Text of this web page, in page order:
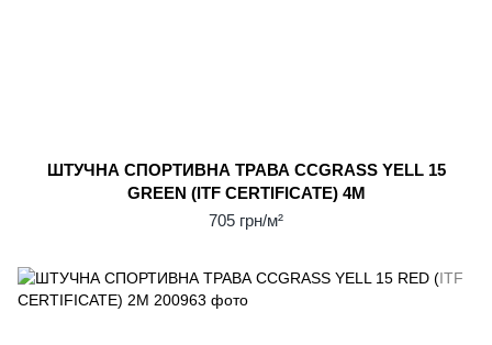
ШТУЧНА СПОРТИВНА ТРАВА CCGRASS YELL 15
GREEN (ITF CERTIFICATE) 4М
705 грн/м²